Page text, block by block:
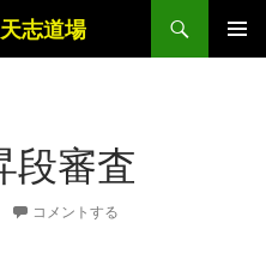
志道場
段審査
コメントする